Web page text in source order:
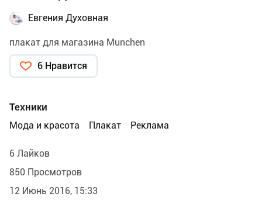
Евгения Духовная
плакат для магазина Munchen
6 Нравится
Техники
Мода и красота
Плакат Реклама
6 Лайков
850 Просмотров
12 Июнь 2016, 15:33